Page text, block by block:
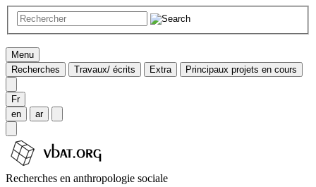
Menu
Recherches
Travaux/ écrits Extra Principaux projets en cours
Fr
en
ar
Recherches en anthropologie sociale